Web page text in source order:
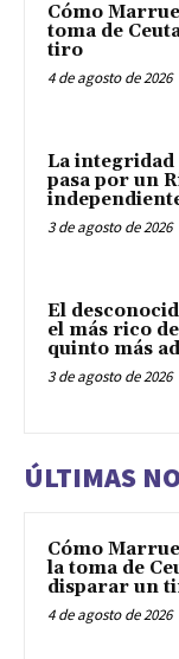
Cómo
toma de
tiro
4 de agosto de 2026
La integridad
pasa por un
3 de agosto de 2026
El
el más rico
quinto más
3 de agosto de 2026
ÚLTIMAS
Cómo
la toma de
disparar un
4 de agosto de 2026